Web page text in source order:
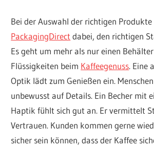
Bei der Auswahl der richtigen
PackagingDirect dabei, den richtigen
Es geht um mehr als nur einen
Flüssigkeiten beim Kaffeegenuss. Eine
Optik lädt zum Genießen ein.
unbewusst auf Details. Ein Becher mit
Haptik fühlt sich gut an. Er vermittelt
Vertrauen. Kunden kommen gerne
sicher sein können, dass der Kaffee